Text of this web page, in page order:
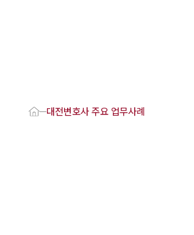
대전변호사 주요 업무사례